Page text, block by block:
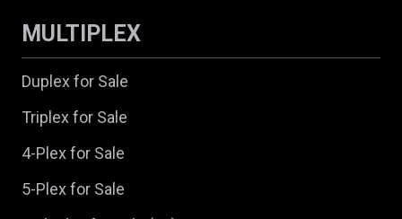
MULTIPLEX
Duplex for Sale
Triplex for Sale
4-Plex for Sale
5-Plex for Sale